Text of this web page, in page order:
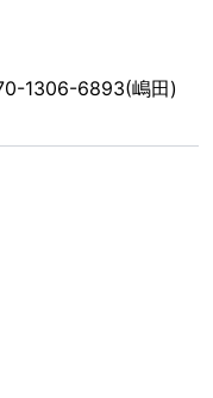
1306-6893(嶋田)